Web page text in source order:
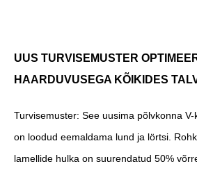
UUS TURVISEMUSTER
HAARDUVUSEGA KÕIKIDES
Turvisemuster: See uusima põlvkonna
on loodud eemaldama lund ja lörtsi.
lamellide hulka on suurendatud 50%